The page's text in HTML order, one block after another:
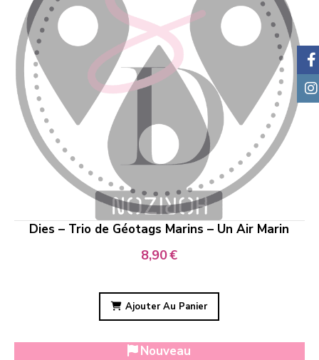
Dies – Trio de Géotags Marins – Un Air Marin
8,90€
Ajouter Au Panier
Nouveau